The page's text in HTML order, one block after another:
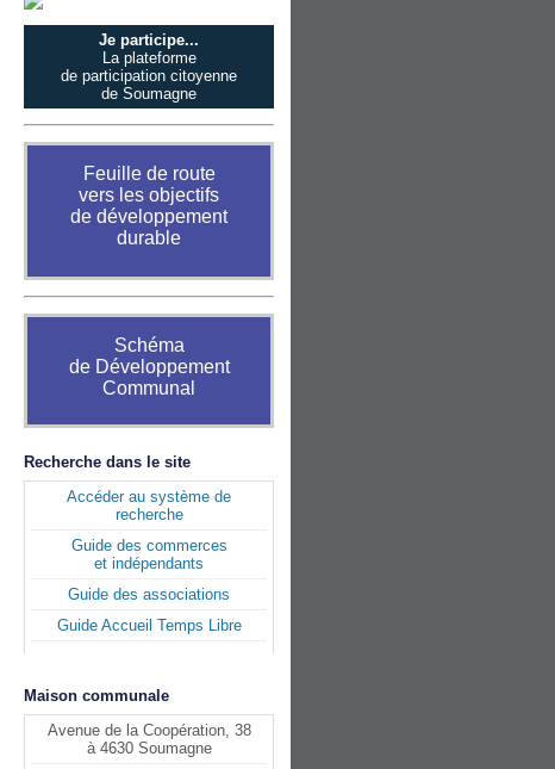
Je participe...
La plateforme
de participation citoyenne
de Soumagne
Feuille de route
vers les objectifs
de développement
durable
Schéma
de Développement
Communal
Recherche dans le site
Accéder au système de
recherche
Guide des commerces
et indépendants
Guide des associations
Guide Accueil Temps Libre
Maison communale
Avenue de la Coopération, 38
à 4630 Soumagne